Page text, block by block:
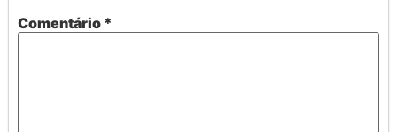
Comentário *